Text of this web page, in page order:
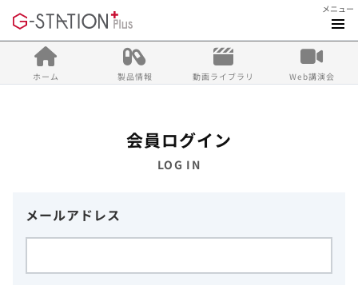
メニュー
ホーム 製品情報 動画ライブラリ Web講演会
会員ログイン
LOG IN
メールアドレス